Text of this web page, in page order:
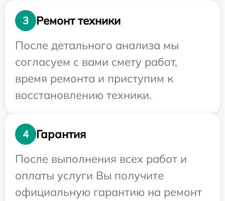
3
Ремонт техники
После детального анализа мы
согласуем с вами смету работ,
время ремонта и приступим к
восстановлению техники.
4
Гарантия
После выполнения всех работ и
оплаты услуги Вы получите
официальную гарантию на ремонт